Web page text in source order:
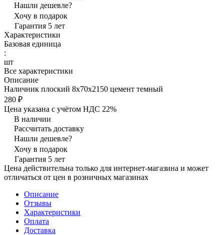
Нашли дешевле?
Хочу в подарок
Гарантия 5 лет
Характеристики
Базовая единица
:
шт
Все характеристики
Описание
Наличник плоский 8х70х2150 цемент темный
280 ₽
Цена указана с учётом НДС 22%
В наличии
Рассчитать доставку
Нашли дешевле?
Хочу в подарок
Гарантия 5 лет
Цена действительна только для интернет-магазина и может
отличаться от цен в розничных магазинах
Описание
Отзывы
Характеристики
Оплата
Доставка